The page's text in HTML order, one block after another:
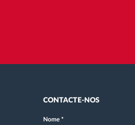
CONTACTE-NOS
Nome *